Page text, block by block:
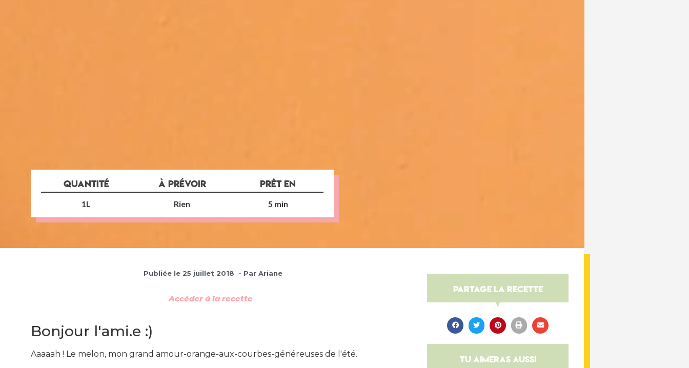
QUANTITÉ
1L
À PRÉVOIR
Rien
PRÊT EN
5 min
Publiée le 25 juillet 2018 - ParAriane
Accéder à la recette
Bonjour l'ami.e :)
Aaaaah ! Le melon, mon grand amour-orange-aux-courbes-généreuses de l'été.
partage la recette
tu aimeras aussi